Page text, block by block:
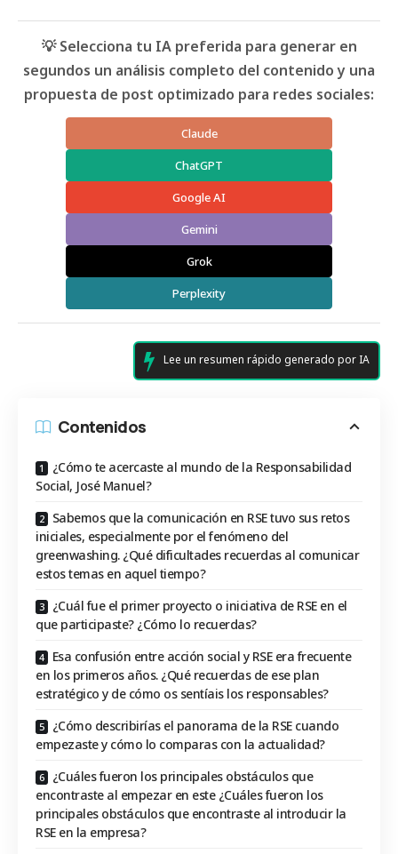
💡 Selecciona tu IA preferida para generar en
segundos un análisis completo del contenido y una
propuesta de post optimizado para redes sociales:
Claude
ChatGPT
Google AI
Gemini
Grok
Perplexity
Lee un resumen rápido generado por IA
Contenidos
¿Cómo te acercaste al mundo de la Responsabilidad
Social, José Manuel?
Sabemos que la comunicación en RSE tuvo sus retos
iniciales, especialmente por el fenómeno del
greenwashing. ¿Qué dificultades recuerdas al comunicar
estos temas en aquel tiempo?
¿Cuál fue el primer proyecto o iniciativa de RSE en el
que participaste? ¿Cómo lo recuerdas?
Esa confusión entre acción social y RSE era frecuente
en los primeros años. ¿Qué recuerdas de ese plan
estratégico y de cómo os sentíais los responsables?
¿Cómo describirías el panorama de la RSE cuando
empezaste y cómo lo comparas con la actualidad?
¿Cuáles fueron los principales obstáculos que
encontraste al empezar en este ¿Cuáles fueron los
principales obstáculos que encontraste al introducir la
RSE en la empresa?